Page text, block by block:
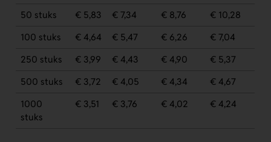
50 stuks € 5,83 € 7,34 € 8,76
€ 10,28
100 stuks
€ 4,64 € 5,47 € 6,26
€ 7,04
250 stuks
€ 3,99 € 4,43 € 4,90
€ 5,37
500 stuks
€ 3,72 € 4,05 € 4,34
€ 4,67
1000
stuks
€ 3,51 € 3,76 € 4,02 € 4,24